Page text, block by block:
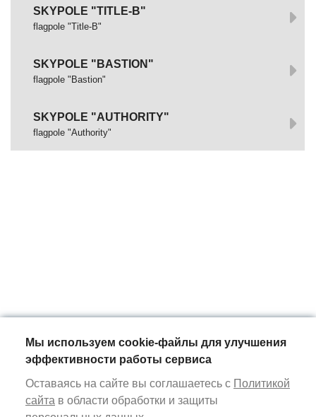
SKYPOLE "TITLE-B"
flagpole "Title-B"
SKYPOLE "BASTION"
flagpole "Bastion"
SKYPOLE "AUTHORITY"
flagpole "Authority"
Мы используем cookie-файлы для улучшения
эффективности работы сервиса
Оставаясь на сайте вы соглашаетесь с Политикой
сайта в области обработки и защиты